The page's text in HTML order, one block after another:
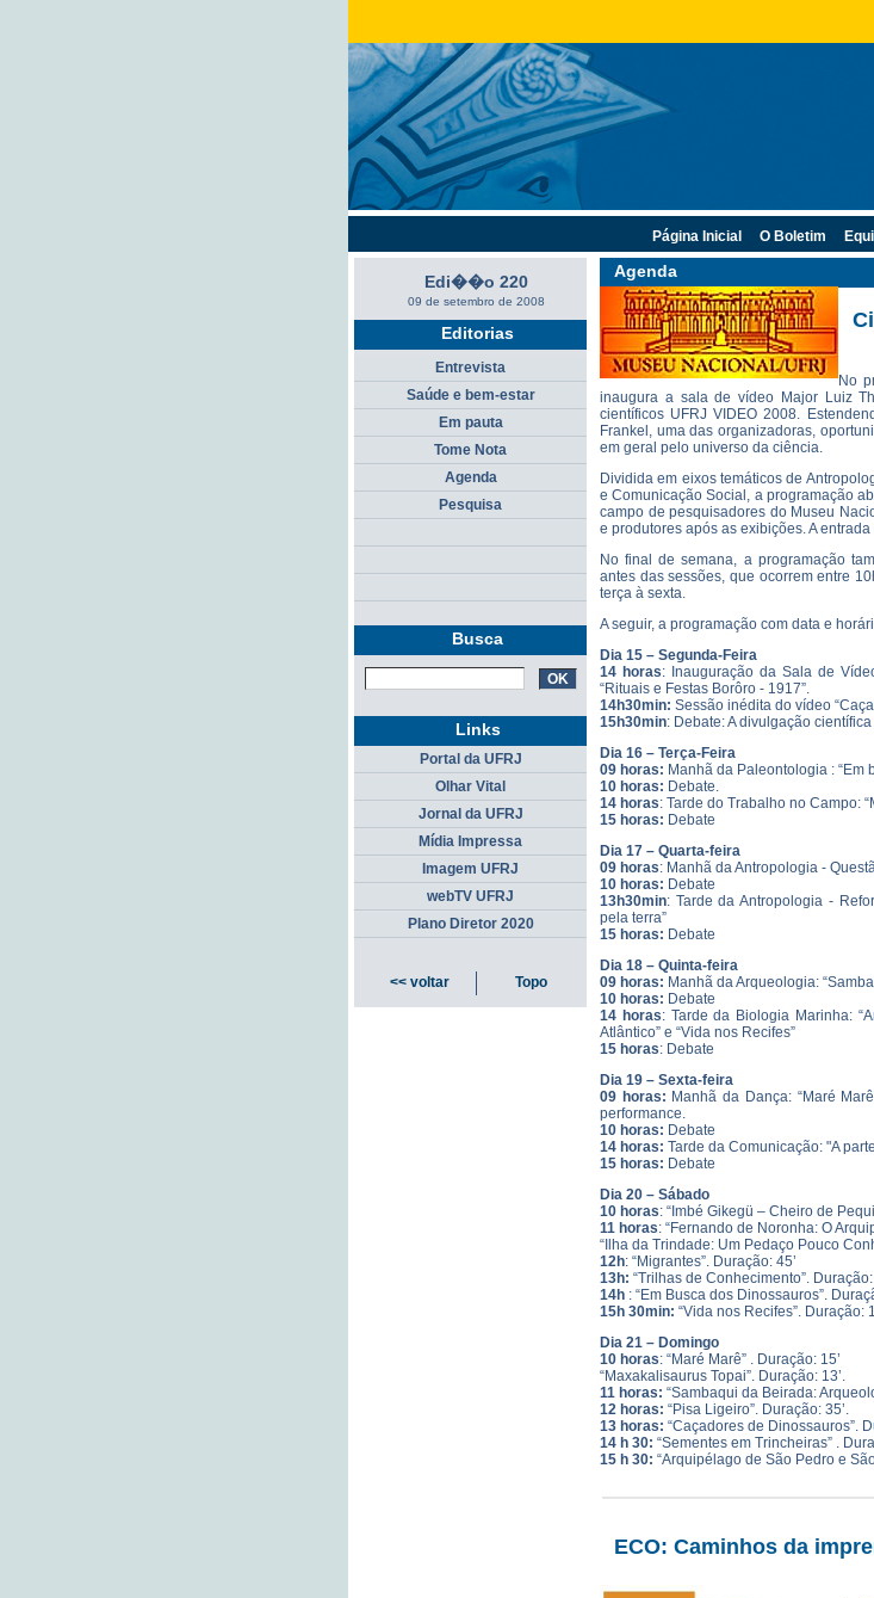
Agenda
No
inaugura a sala de vídeo Major Luiz
científicos UFRJ VIDEO 2008.
Frankel, uma das organizadoras,
em geral pelo universo da ciência.
Dividida em eixos temáticos de
e Comunicação Social, a programação
campo de pesquisadores do Museu
e produtores após as exibições. A entrada
No final de semana, a programação
antes das sessões, que ocorrem entre
terça à sexta.
A seguir, a programação com data e
Dia 15 – Segunda-Feira
14 horas: Inauguração da Sala de
“Rituais e Festas Borôro - 1917”.
14h30min: Sessão inédita do vídeo
15h30min: Debate: A divulgação
Dia 16 – Terça-Feira
09 horas: Manhã da Paleontologia : “Em
10 horas: Debate.
14 horas: Tarde do Trabalho no Campo:
15 horas: Debate
Dia 17 – Quarta-feira
09 horas: Manhã da Antropologia -
10 horas: Debate
13h30min: Tarde da Antropologia -
pela terra”
15 horas: Debate
Dia 18 – Quinta-feira
09 horas: Manhã da Arqueologia:
10 horas: Debate
14 horas: Tarde da Biologia Marinha:
Atlântico” e “Vida nos Recifes”
15 horas: Debate
Dia 19 – Sexta-feira
09 horas: Manhã da Dança: “Maré
performance.
10 horas: Debate
14 horas: Tarde da Comunicação: "A
15 horas: Debate
Dia 20 – Sábado
10 horas: “Imbé Gikegü – Cheiro de
11 horas: “Fernando de Noronha: O
“Ilha da Trindade: Um Pedaço Pouco
12h: “Migrantes”. Duração: 45’
13h: “Trilhas de Conhecimento”. Duração:
14h : “Em Busca dos Dinossauros”.
15h 30min: “Vida nos Recifes”. Duração:
Dia 21 – Domingo
10 horas: “Maré Marê” . Duração: 15’
“Maxakalisaurus Topai”. Duração: 13’.
11 horas: “Sambaqui da Beirada:
12 horas: “Pisa Ligeiro”. Duração: 35’.
13 horas: “Caçadores de Dinossauros”.
14 h 30: “Sementes em Trincheiras” .
15 h 30: “Arquipélago de São Pedro e
ECO: Caminhos da
Edi��o 220
09 de setembro de 2008
Editorias
Entrevista
Saúde e bem-estar
Em pauta
Tome Nota
Agenda
Pesquisa
Busca
Página Inicial O Boletim
Links
Portal da UFRJ
Olhar Vital
Jornal da UFRJ
Mídia Impressa
Imagem UFRJ
webTV UFRJ
Plano Diretor 2020
<< voltar Topo